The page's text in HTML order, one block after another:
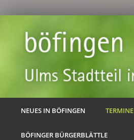
NEUES IN BÖFINGEN TERMINE
BÖFINGER BÜRGERBLÄTTLE